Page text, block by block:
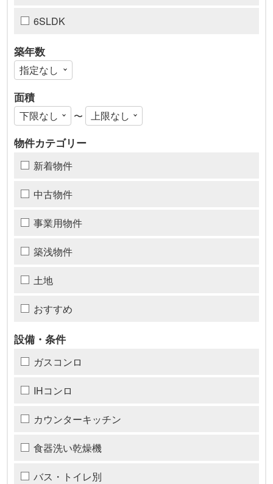
6SLDK
築年数
面積
〜
物件カテゴリー
新着物件
中古物件
事業用物件
築浅物件
土地
おすすめ
設備・条件
ガスコンロ
IHコンロ
カウンターキッチン
食器洗い乾燥機
バス・トイレ別